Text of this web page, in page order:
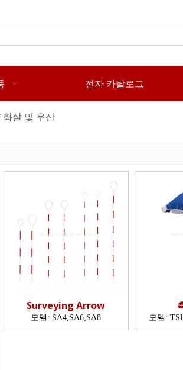
전자 카탈로그
화살 및 우산
Surveying Arrow
모델: SA4,SA6,SA8 모델: